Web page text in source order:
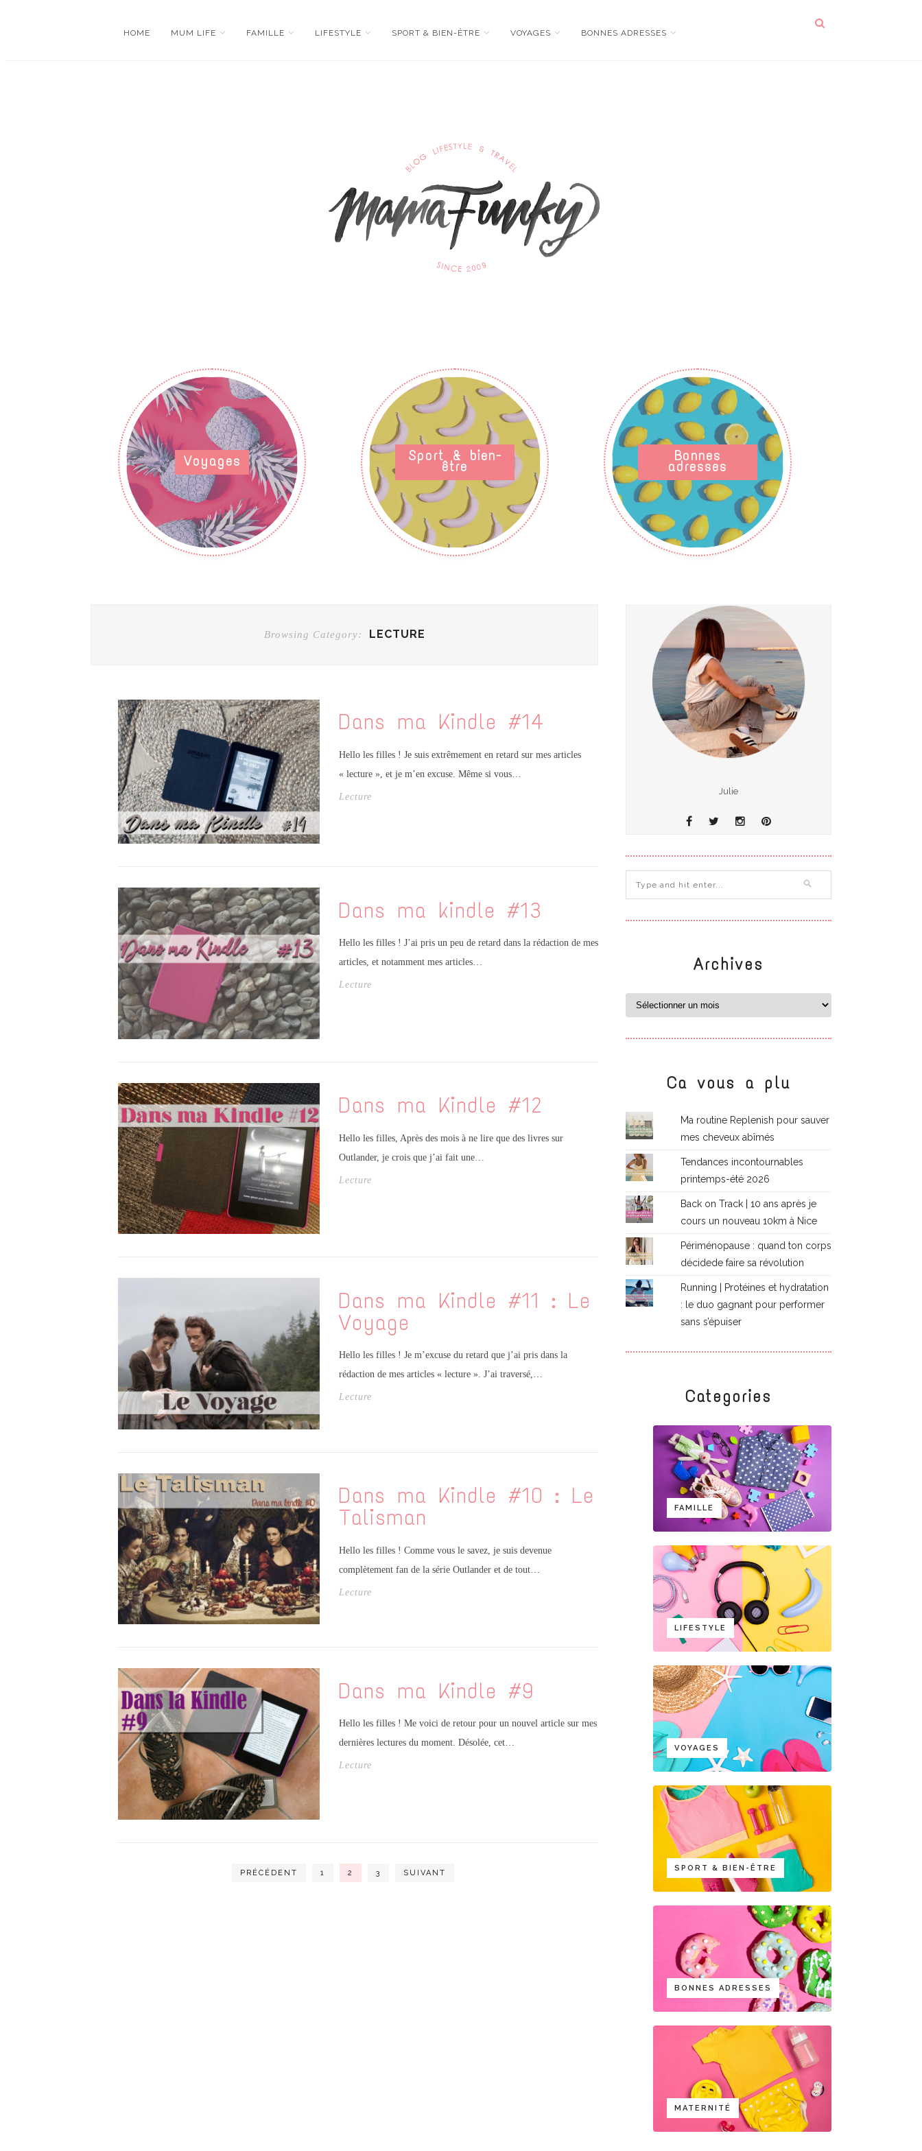
HOME MUM LIFE FAMILLE LIFESTYLE SPORT & BIEN-ÊTRE VOYAGES BONNES ADRESSES
Voyages Sport & bien-
être
Bonnes
adresses
Browsing Category: LECTURE
Dans ma Kindle #14
Hello les filles ! Je suis extrêmement en retard sur mes articles
« lecture », et je m’en excuse. Même si vous…
Lecture
Dans ma kindle #13
Hello les filles ! J’ai pris un peu de retard dans la rédaction de mes
articles, et notamment mes articles…
Lecture
Dans ma Kindle #12
Hello les filles, Après des mois à ne lire que des livres sur
Outlander, je crois que j’ai fait une…
Lecture
Dans ma Kindle #11 : Le
Voyage
Hello les filles ! Je m’excuse du retard que j’ai pris dans la
rédaction de mes articles « lecture ». J’ai traversé,…
Lecture
Dans ma Kindle #10 : Le
Talisman
Hello les filles ! Comme vous le savez, je suis devenue
complètement fan de la série Outlander et de tout…
Lecture
Dans ma Kindle #9
Hello les filles ! Me voici de retour pour un nouvel article sur mes
dernières lectures du moment. Désolée, cet…
Lecture
PRÉCÉDENT 1 2 3 SUIVANT
Julie
Archives
Ca vous a plu
Ma routine Replenish pour sauver
mes cheveux abîmés
Tendances incontournables
printemps-été 2026
Back on Track | 10 ans après je
cours un nouveau 10km à Nice
Périménopause : quand ton corps
décidede faire sa révolution
Running | Protéines et hydratation
: le duo gagnant pour performer
sans s’épuiser
Categories
FAMILLE
LIFESTYLE
VOYAGES
SPORT & BIEN-ÊTRE
BONNES ADRESSES
MATERNITÉ